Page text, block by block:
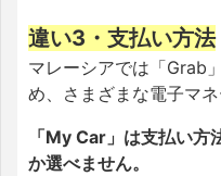
違い3・支払い方法
マレーシアでは「Grab
め、さまざまな電子マネ
「My Car」は支払い方
か選べません。